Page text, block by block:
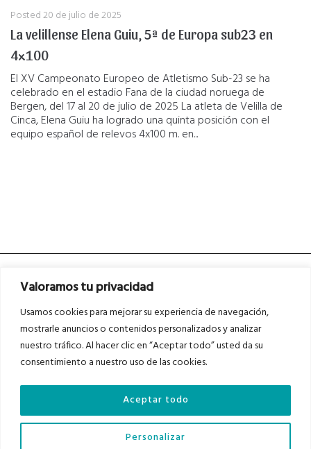
Valoramos tu privacidad
Usamos cookies para mejorar su experiencia de navegación,
mostrarle anuncios o contenidos personalizados y analizar
nuestro tráfico. Al hacer clic en “Aceptar todo” usted da su
consentimiento a nuestro uso de las cookies.
Personalizar
Aceptar todo
Posted20 de julio de 2025
La velillense Elena Guiu, 5ª de Europa sub23 en
4×100
El XV Campeonato Europeo de Atletismo Sub-23 se ha
celebrado en el estadio Fana de la ciudad noruega de
Bergen, del 17 al 20 de julio de 2025 La atleta de Velilla de
Cinca, Elena Guiu ha logrado una quinta posición con el
equipo español de relevos 4x100 m. en...
Asociados a
Auditados por